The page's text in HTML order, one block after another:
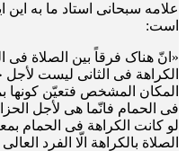
علامه سبحانی استاد ما به
است:
«انّ هناک فرقاً بین الصلاة فی
الکراهة فی الثانی لیست
المکان المشخص فتعیّن کونها
فی الحمام فانّما هی لأجل
لو کانت الکراهة فی الحمام
الصلاة بالکراهة الّا الفرد